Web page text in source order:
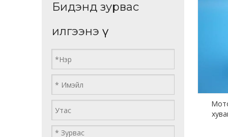
Бидэнд зурвас
илгээнэ үү